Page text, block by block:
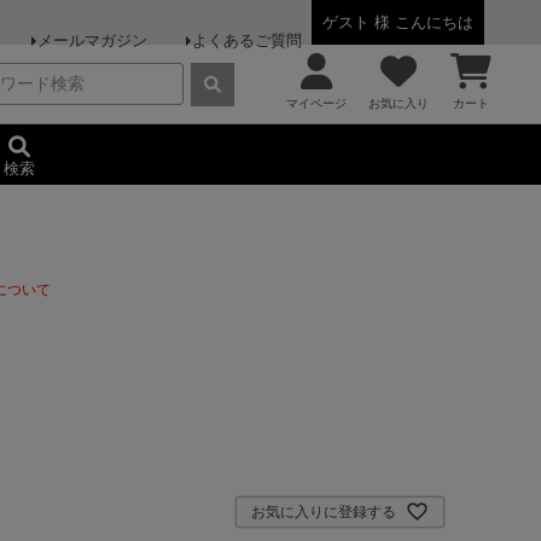
ゲスト 様 こんにちは
メールマガジン
よくあるご質問
マイページ お気に入り カート
検索
ついて
お気に入りに登録する